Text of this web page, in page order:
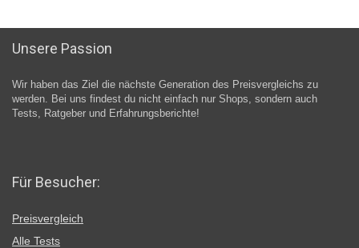
Unsere Passion
Wir haben das Ziel die nächste Generation des Preisvergleichs zu
werden. Bei uns findest du nicht einfach nur Shops, sondern auch
Tests, Ratgeber und Erfahrungsberichte!
Für Besucher:
Preisvergleich
Alle Tests